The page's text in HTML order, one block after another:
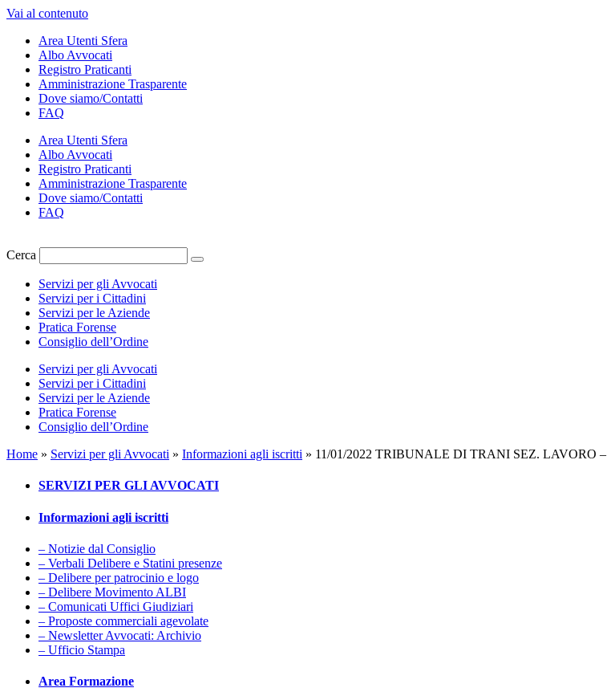
Vai al contenuto
Area Utenti Sfera
Albo Avvocati
Registro Praticanti
Amministrazione Trasparente
Dove siamo/Contatti
FAQ
Area Utenti Sfera
Albo Avvocati
Registro Praticanti
Amministrazione Trasparente
Dove siamo/Contatti
FAQ
Cerca
Servizi per gli Avvocati
Servizi per i Cittadini
Servizi per le Aziende
Pratica Forense
Consiglio dell’Ordine
Servizi per gli Avvocati
Servizi per i Cittadini
Servizi per le Aziende
Pratica Forense
Consiglio dell’Ordine
Home » Servizi per gli Avvocati » Informazioni agli iscritti » 11/01/2022 TRIBUNALE DI TRANI SEZ. LAVORO
SERVIZI PER GLI AVVOCATI
Informazioni agli iscritti
– Notizie dal Consiglio
– Verbali Delibere e Statini presenze
– Delibere per patrocinio e logo
– Delibere Movimento ALBI
– Comunicati Uffici Giudiziari
– Proposte commerciali agevolate
– Newsletter Avvocati: Archivio
– Ufficio Stampa
Area Formazione